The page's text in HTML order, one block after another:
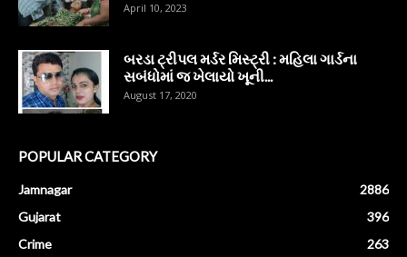
April 10, 2023
બરડા ટ્રીપલ મર્ડર મિસ્ટ્રી : મહિલા ગાર્ડના
સબંધોમાં જ ખેલાયો ખૂની...
August 17, 2020
POPULAR CATEGORY
Jamnagar
2886
Gujarat
396
Crime
263